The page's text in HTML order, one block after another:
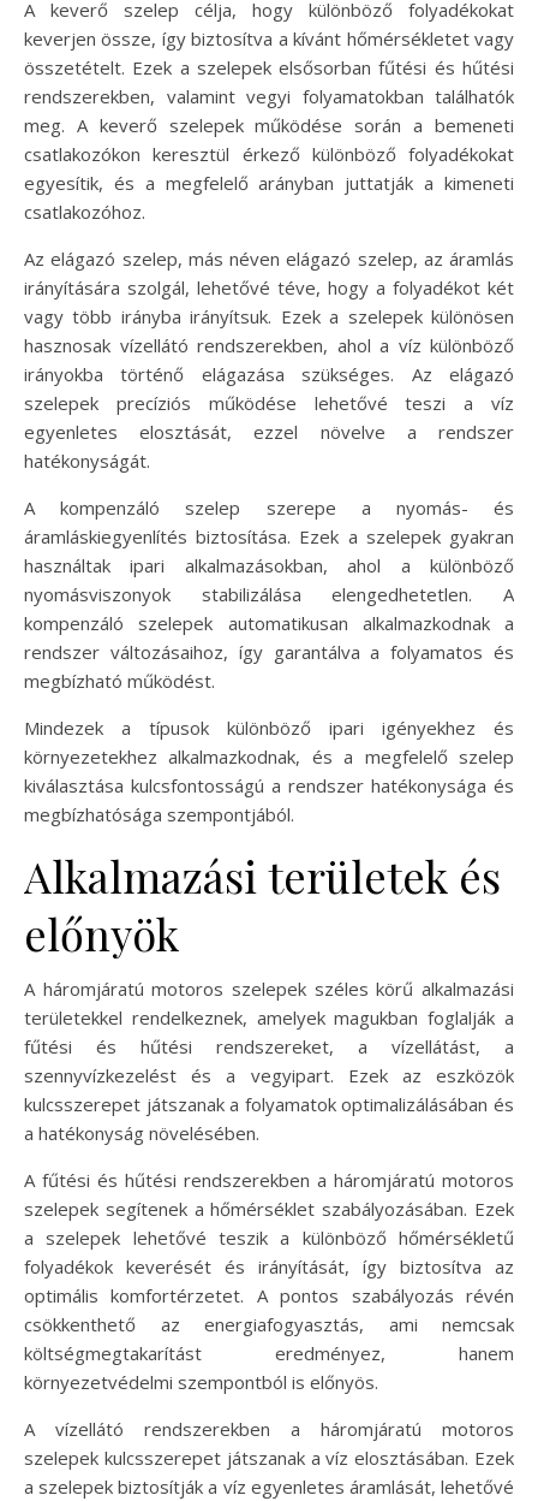
A keverő szelep célja, hogy különböző folyadékokat
keverjen össze, így biztosítva a kívánt hőmérsékletet vagy
összetételt. Ezek a szelepek elsősorban fűtési és hűtési
rendszerekben, valamint vegyi folyamatokban találhatók
meg. A keverő szelepek működése során a bemeneti
csatlakozókon keresztül érkező különböző folyadékokat
egyesítik, és a megfelelő arányban juttatják a kimeneti
csatlakozóhoz.
Az elágazó szelep, más néven elágazó szelep, az áramlás
irányítására szolgál, lehetővé téve, hogy a folyadékot két
vagy több irányba irányítsuk. Ezek a szelepek különösen
hasznosak vízellátó rendszerekben, ahol a víz különböző
irányokba történő elágazása szükséges. Az elágazó
szelepek precíziós működése lehetővé teszi a víz
egyenletes elosztását, ezzel növelve a rendszer
hatékonyságát.
A kompenzáló szelep szerepe a nyomás- és
áramláskiegyenlítés biztosítása. Ezek a szelepek gyakran
használtak ipari alkalmazásokban, ahol a különböző
nyomásviszonyok stabilizálása elengedhetetlen. A
kompenzáló szelepek automatikusan alkalmazkodnak a
rendszer változásaihoz, így garantálva a folyamatos és
megbízható működést.
Mindezek a típusok különböző ipari igényekhez és
környezetekhez alkalmazkodnak, és a megfelelő szelep
kiválasztása kulcsfontosságú a rendszer hatékonysága és
megbízhatósága szempontjából.
Alkalmazási területek és
előnyök
A háromjáratú motoros szelepek széles körű alkalmazási
területekkel rendelkeznek, amelyek magukban foglalják a
fűtési és hűtési rendszereket, a vízellátást, a
szennyvízkezelést és a vegyipart. Ezek az eszközök
kulcsszerepet játszanak a folyamatok optimalizálásában és
a hatékonyság növelésében.
A fűtési és hűtési rendszerekben a háromjáratú motoros
szelepek segítenek a hőmérséklet szabályozásában. Ezek
a szelepek lehetővé teszik a különböző hőmérsékletű
folyadékok keverését és irányítását, így biztosítva az
optimális komfortérzetet. A pontos szabályozás révén
csökkenthető az energiafogyasztás, ami nemcsak
költségmegtakarítást eredményez, hanem
környezetvédelmi szempontból is előnyös.
A vízellátó rendszerekben a háromjáratú motoros
szelepek kulcsszerepet játszanak a víz elosztásában. Ezek
a szelepek biztosítják a víz egyenletes áramlását, lehetővé